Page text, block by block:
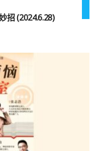
招 (2024.6.28)